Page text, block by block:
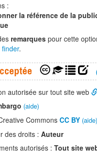
:
la référence de la
remarques pour cette
.
autorisée sur tout site web
(aide)
Commons CC BY (aide)
des droits : Auteur
autorisés : Tout site